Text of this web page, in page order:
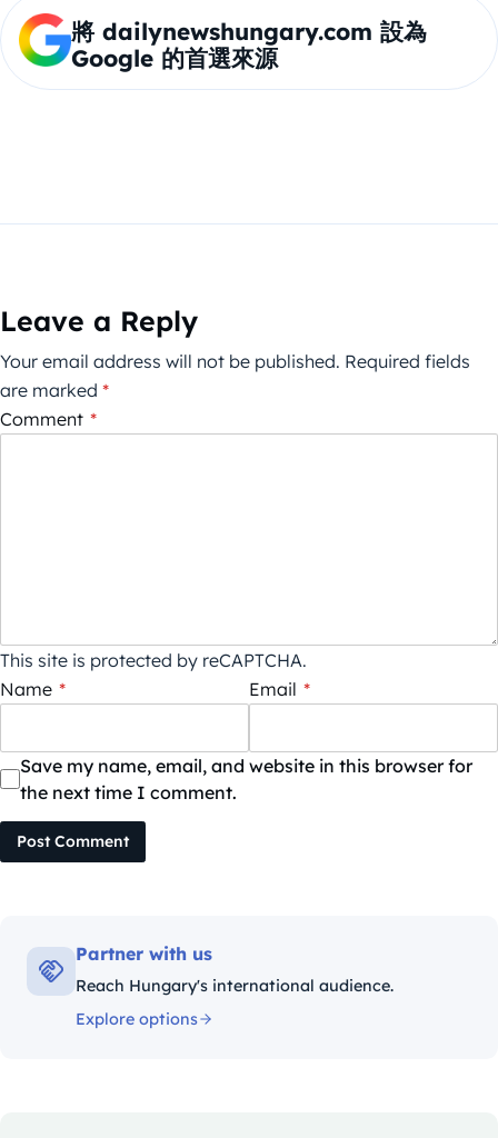
將 dailynewshungary.com 設為
Google 的首選來源
Leave a Reply
Your email address will not be published. Required fields
are marked *
Comment *
This site is protected by reCAPTCHA.
Name * Email *
Save my name, email, and website in this browser for
the next time I comment.
Post Comment
Partner with us
Reach Hungary's international audience.
Explore options